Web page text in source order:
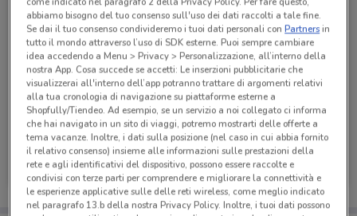
Jeep
2.1 km
abbiamo bisogno del tuo consenso sull'uso dei dati raccolti a tale fine.
Se dai il tuo consenso condivideremo i tuoi dati personali conPartnersin
tutto il mondo attraverso l’uso di SDK esterne. Puoi sempre cambiare
idea accedendo a Menu > Privacy > Personalizzazione, all’interno della
nostra App. Cosa succede se accetti: Le inserzioni pubblicitarie che
visualizzerai all'interno dell’app potranno trattare di argomenti relativi
alla tua cronologia di navigazione su piattaforme esterne a
Shopfully/Tiendeo. Ad esempio, se un servizio a noi collegato ci informa
che hai navigato in un sito di viaggi, potremo mostrarti delle offerte a
tema vacanze. Inoltre, i dati sulla posizione (nel caso in cui abbia fornito
il relativo consenso) insieme alle informazioni sulle prestazioni della
rete e agli identificativi del dispositivo, possono essere raccolte e
condivisi con terze parti per comprendere e migliorare la connettività e
le esperienze applicative sulle delle reti wireless, come meglio indicato
nel paragrafo 13.b della nostra Privacy Policy. Inoltre, i tuoi dati possono